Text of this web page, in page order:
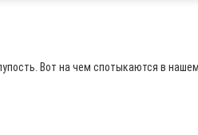
Вот на чем спотыкаются в